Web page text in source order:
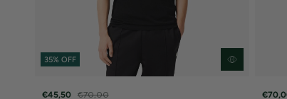
35% OFF
€45,50 €70,00